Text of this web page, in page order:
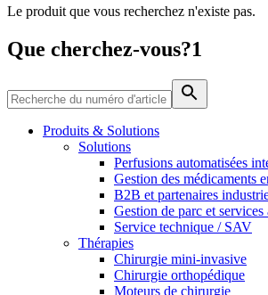
Catalogue de produits
Trouvez le produit que vous
de produits B. Braun avec notre
Média
Contactez-nous
Le produit que vous recherchez n'existe pas.
Que cherchez-vous?1
Produits & Solutions
Solutions
Perfusions automatisées
Gestion des médicaments
B2B et partenaires
Gestion de parc et services
Service technique / SAV
Thérapies
Chirurgie mini-invasive
Chirurgie orthopédique
Moteurs de chirurgie